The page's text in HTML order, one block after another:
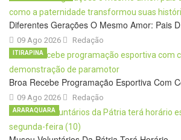
Diferentes Gerações O Mesmo Amor: Pais
09 Ago 2026 Redação
Broa Recebe Programação Esportiva Com
09 Ago 2026
ITIRAPINA
Redação
ARARAQUARA